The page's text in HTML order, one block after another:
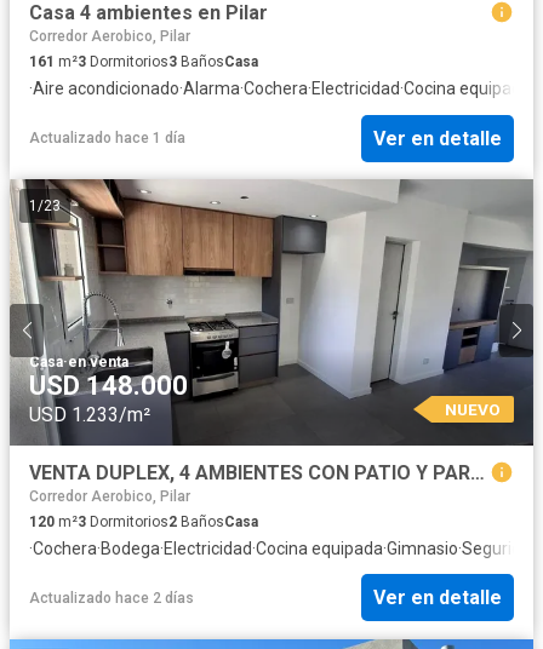
Casa 4 ambientes en Pilar
Corredor Aerobico, Pilar
161 m²3 Dormitorios3 BañosCasa
·Aire acondicionado·Alarma·Cochera·Electricidad·Cocina equipada
Actualizado hace 1 día Ver en detalle
1 /23
Casa·en venta
USD 148.000
USD 1.233/m² NUEVO
VENTA DUPLEX, 4 AMBIENTES CON PATIO Y PARRILLA, La Angélica, Pilar
Corredor Aerobico, Pilar
120 m²3 Dormitorios2 BañosCasa
·Cochera·Bodega·Electricidad·Cocina equipada·Gimnasio·Seguridad
Actualizado hace 2 días Ver en detalle